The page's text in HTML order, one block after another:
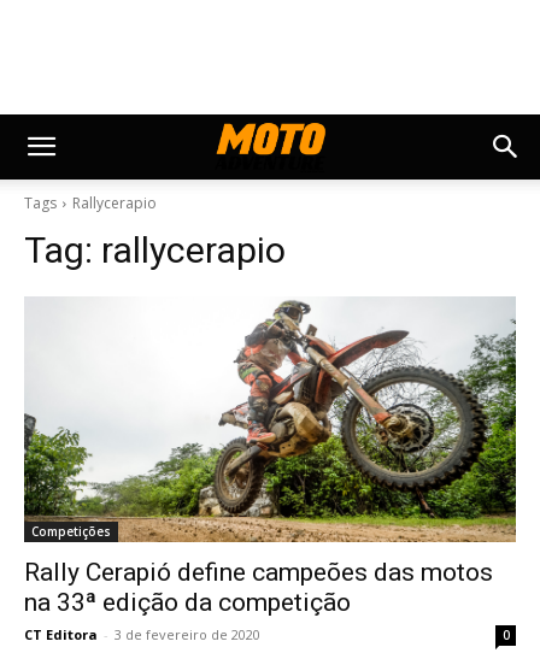
Tags Rallycerapio
Tag: rallycerapio
Competições
Rally Cerapió define campeões das motos
na 33ª edição da competição
CT Editora - 3 de fevereiro de 2020 0